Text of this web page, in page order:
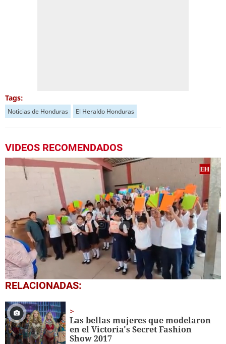
Tags:
Noticias de Honduras El Heraldo Honduras
VIDEOS RECOMENDADOS
0
seconds
1
minute,
56
seconds
RELACIONADAS:
Las bellas mujeres que modelaron
en el Victoria's Secret Fashion
Show 2017